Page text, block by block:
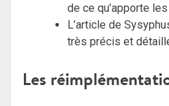
de ce qu’apporte
L’article de
très précis et
Les